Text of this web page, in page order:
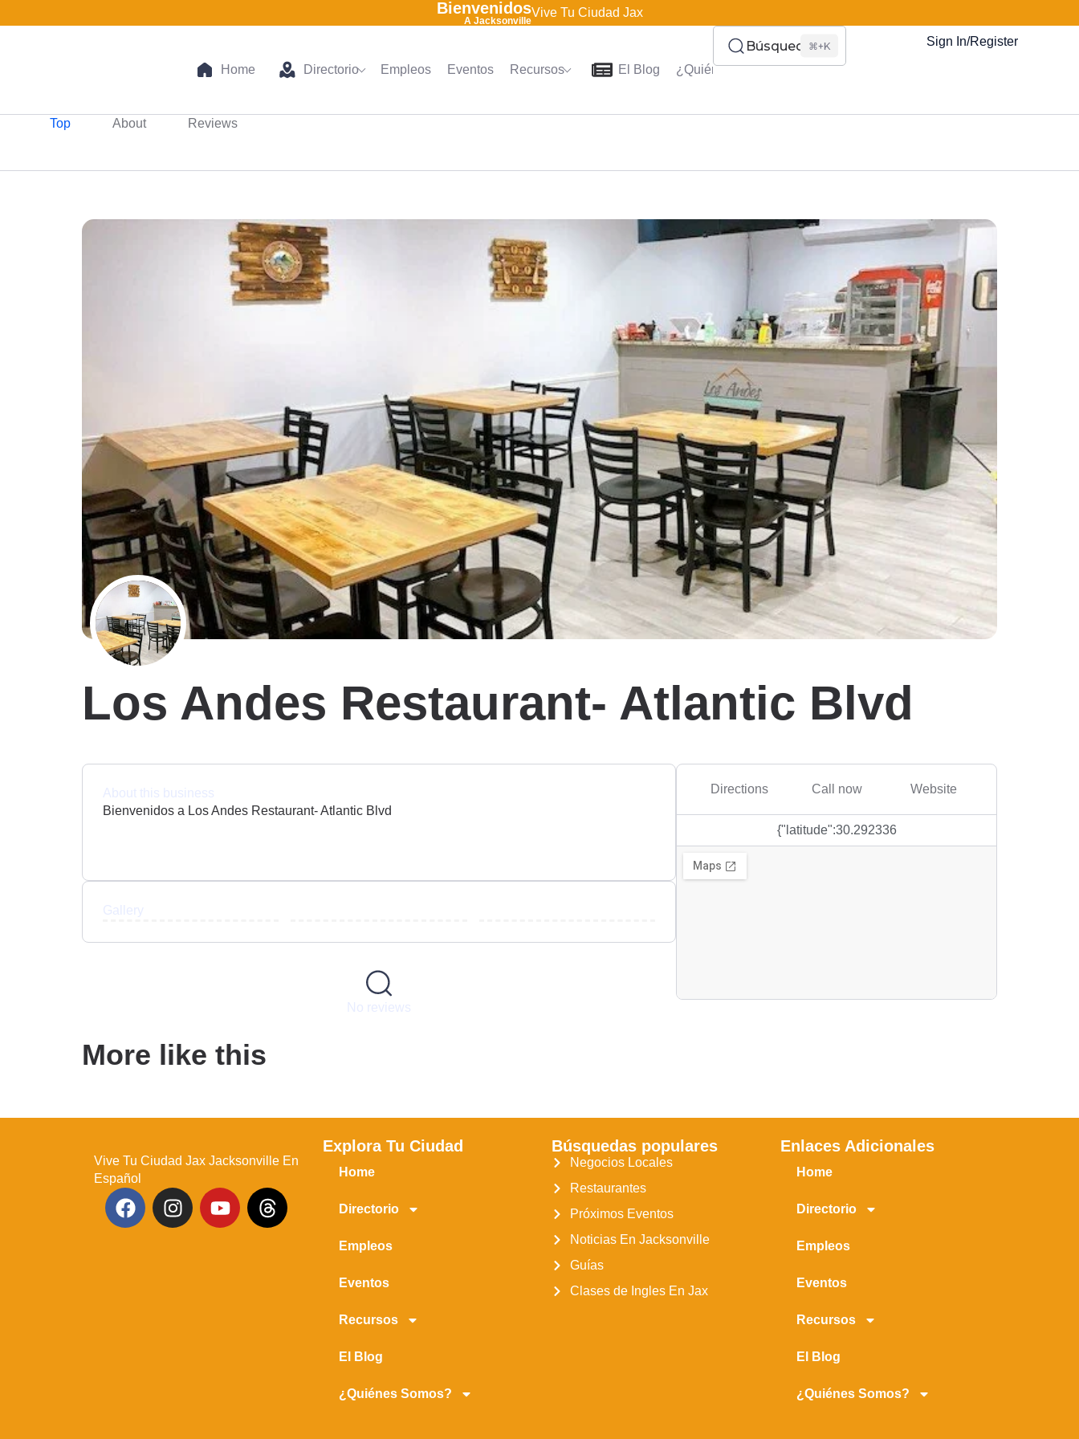
Bienvenidos
A Jacksonville
Vive Tu Ciudad Jax
Home Directorio Empleos Eventos Recursos El Blog ¿Quiénes Somos?
Búsqueda⌘+K Sign In/Register
Top About Reviews
Los Andes Restaurant- Atlantic Blvd
About this business
Bienvenidos a Los Andes Restaurant- Atlantic Blvd
Gallery
No reviews
Directions Call now Website
{"latitude":30.292336
More like this
Vive Tu Ciudad Jax Jacksonville En
Español
Explora Tu Ciudad
Home
Directorio
Empleos
Eventos
Recursos
El Blog
¿Quiénes Somos?
Búsquedas populares
Negocios Locales
Restaurantes
Próximos Eventos
Noticias En Jacksonville
Guías
Clases de Ingles En Jax
Enlaces Adicionales
Home
Directorio
Empleos
Eventos
Recursos
El Blog
¿Quiénes Somos?